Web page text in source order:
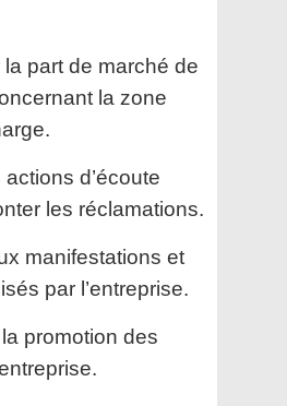
la part de marché de
la zone
actions d’écoute
les réclamations.
manifestations et
par l’entreprise.
la promotion des